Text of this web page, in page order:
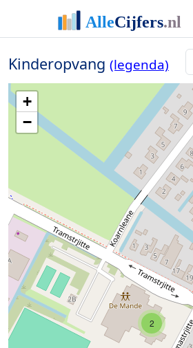
Kinderopvang (legenda)
2
+
−